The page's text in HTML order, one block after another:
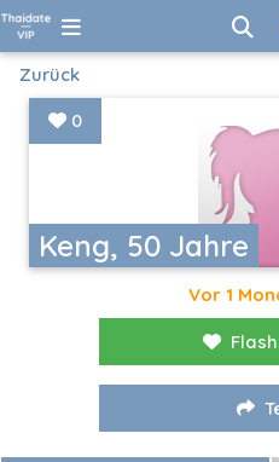
Zurück
Keng, 50 Jahre
0
Vor 1